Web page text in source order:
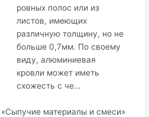
ровных полос или из
листов, имеющих
различную толщину, но не
больше 0,7мм. По своему
виду, алюминиевая
кровли может иметь
схожесть с че…
материалы и смеси»